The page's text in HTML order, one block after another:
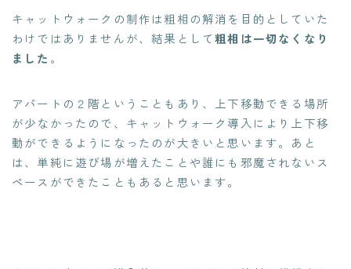
キャットウォークの制作は粗相の解消を目的としていた
わけではありませんが、結果として粗相は一切なくなり
ました 。
アパートの２階ということもあり、上下移動できる場所
が少なかったので、キャットウォーク導入により上下移
動ができるようになったのが大きいと思います。あと
は、単純に遊び場が増えたことや誰にも邪魔されないス
ペースができたこともあると思います。